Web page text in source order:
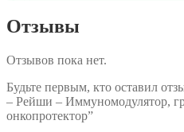
Отзывы
Отзывов пока нет.
Будьте первым, кто оставил
– Рейши – Иммуномодулятор,
онкопротектор”